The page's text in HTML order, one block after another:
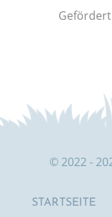
© 2022 -
STARTSEITE